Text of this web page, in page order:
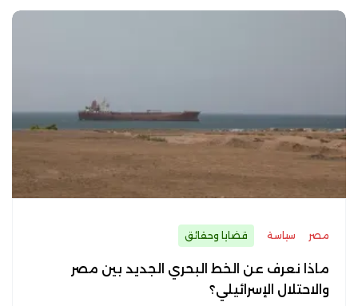
مصر سياسة قضايا وحقائق
ماذا نعرف عن الخط البحري الجديد بين مصر
والاحتلال الإسرائيلي؟